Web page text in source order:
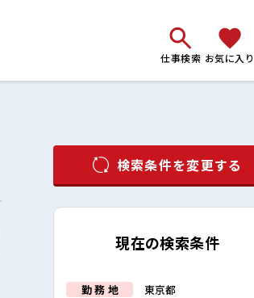
仕事検索 お気に入り
検索条件を変更する
現在の検索条件
勤 務 地 東京都